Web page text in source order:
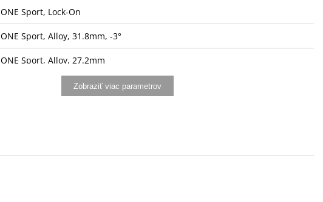
ONE Sport, Lock-On
ONE Sport, Alloy, 31.8mm, -3°
ONE Sport, Alloy, 27.2mm
SHIMANO MT200, hydraulic disc brake
Zobraziť viac parametrov